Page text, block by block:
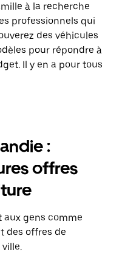
à la recherche
professionnels qui
des véhicules
pour répondre à
Il y en a pour tous
:
offres
aux gens comme
des offres de